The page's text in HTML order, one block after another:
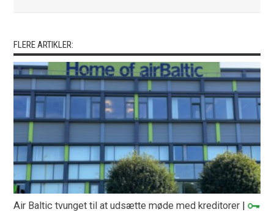
FLERE ARTIKLER:
Air Baltic tvunget til at udsætte møde med kreditorer |